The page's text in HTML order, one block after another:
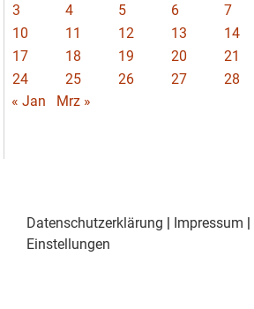
3
4 5 6 7
10
11 12 13 14
17
18 19 20 21
24
25 26 27
28
« Jan
Mrz »
Datenschutzerklärung | Impressum |
Einstellungen